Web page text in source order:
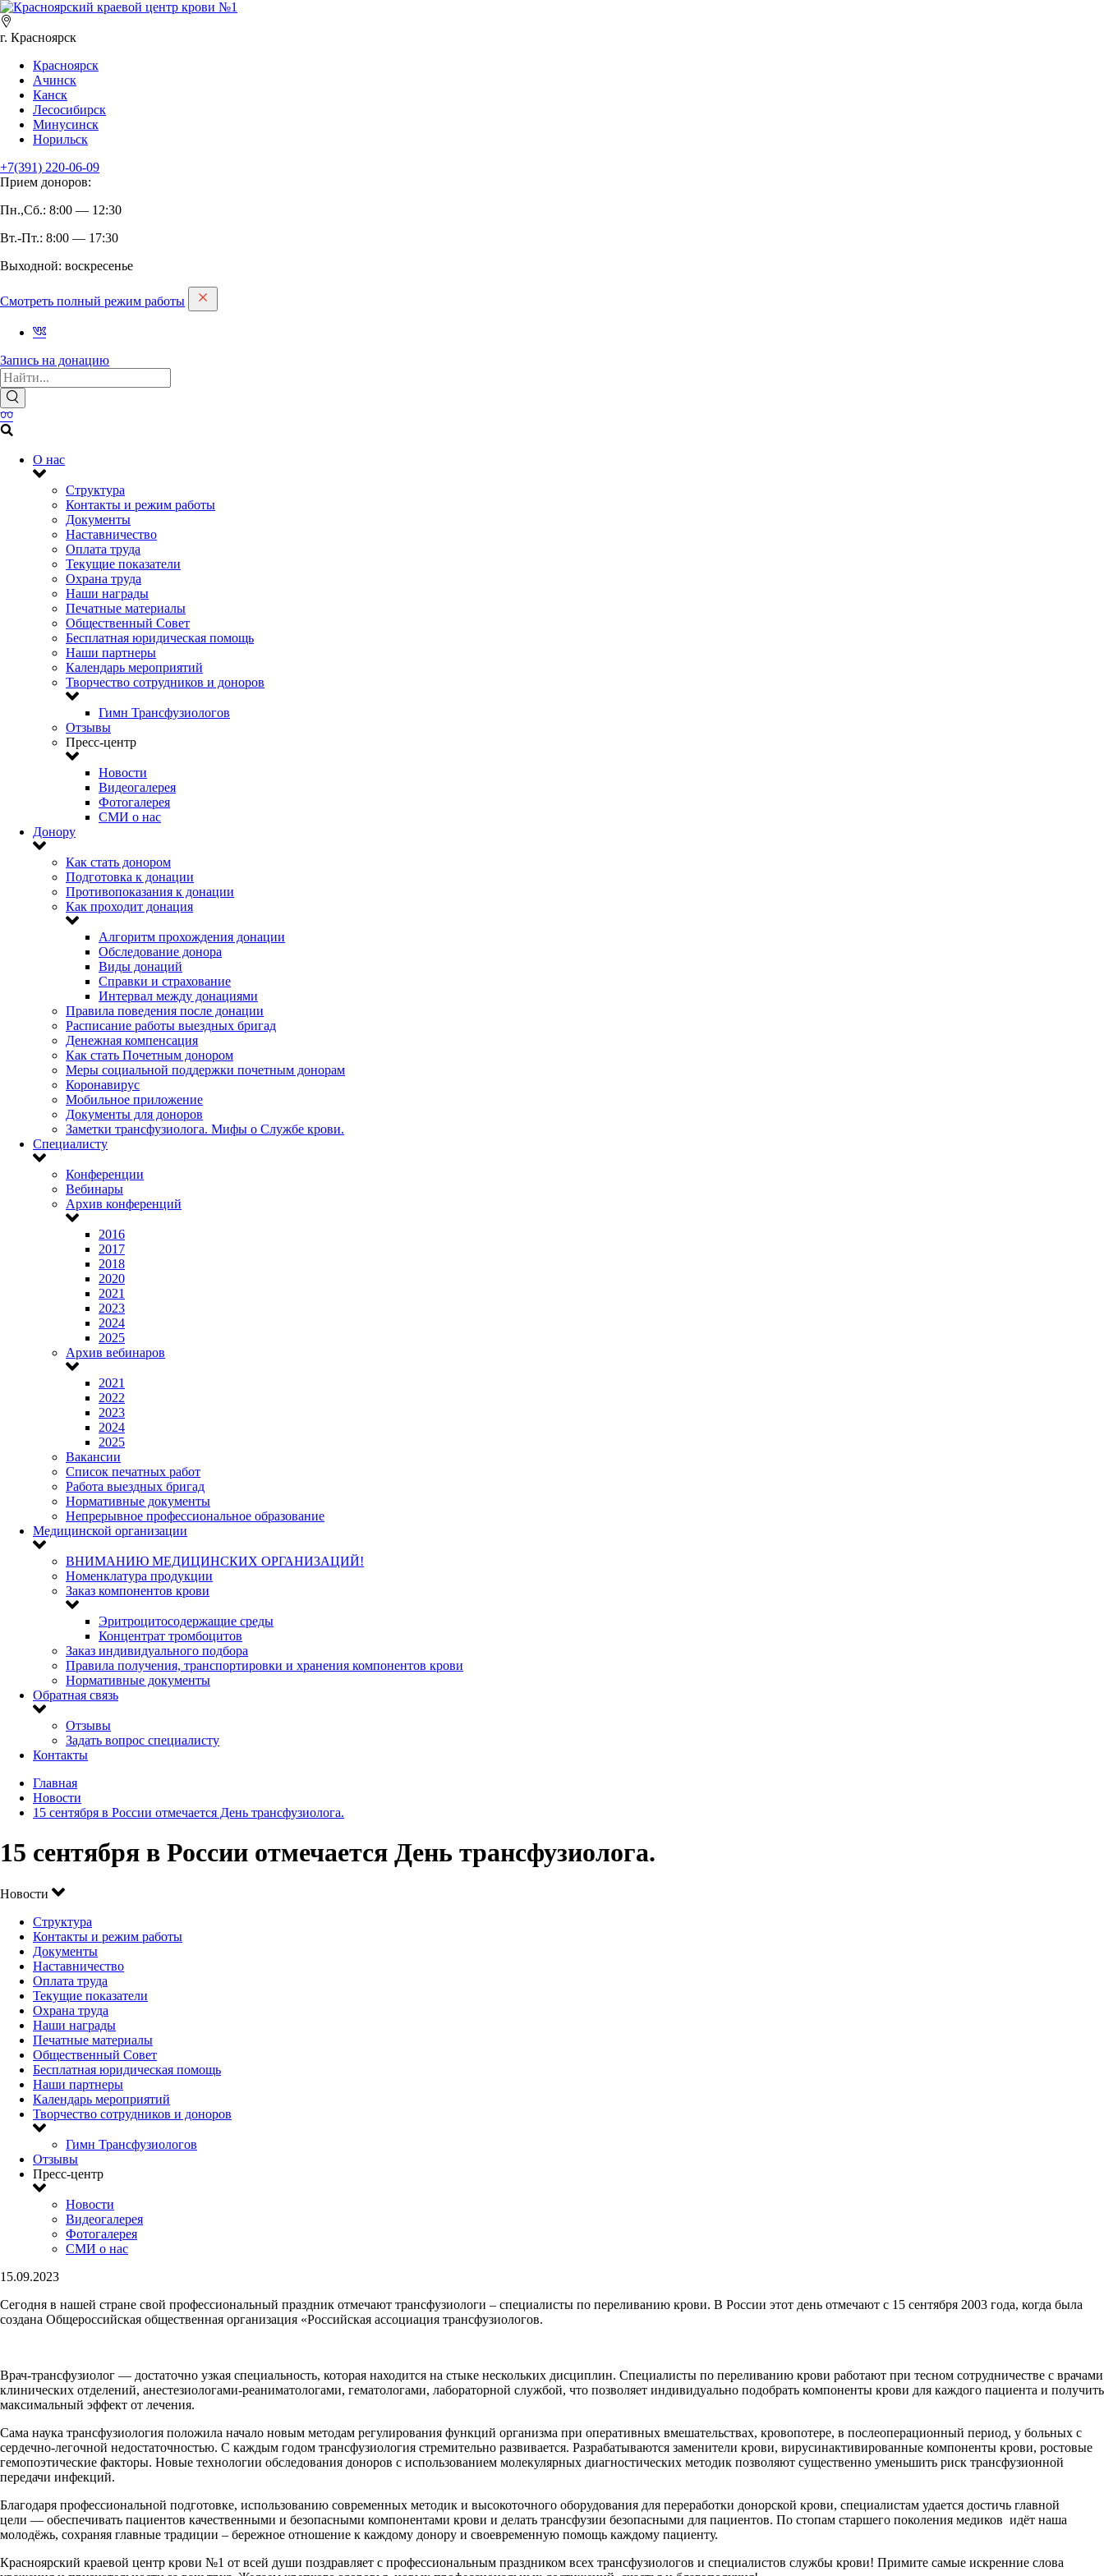
г. Красноярск
Красноярск
Ачинск
Канск
Лесосибирск
Минусинск
Норильск
+7(391) 220-06-09
Прием доноров:
Пн.,Сб.: 8:00 — 12:30
Вт.-Пт.: 8:00 — 17:30
Выходной: воскресенье
Смотреть полный режим работы
Запись на дoнацию
О нас
Структура
Контакты и режим работы
Документы
Наставничество
Оплата труда
Текущие показатели
Охрана труда
Наши награды
Печатные материалы
Общественный Совет
Бесплатная юридическая помощь
Наши партнеры
Календарь мероприятий
Творчество сотрудников и доноров
Гимн Трансфузиологов
Отзывы
Пресс-центр
Новости
Видеогалерея
Фотогалерея
СМИ о нас
Донору
Как стать донором
Подготовка к донации
Противопоказания к донации
Как проходит донация
Алгоритм прохождения донации
Обследование донора
Виды донаций
Справки и страхование
Интервал между донациями
Правила поведения после донации
Расписание работы выездных бригад
Денежная компенсация
Как стать Почетным донором
Меры социальной поддержки почетным донорам
Коронавирус
Мобильное приложение
Документы для доноров
Заметки трансфузиолога. Мифы о Службе крови.
Специалисту
Конференции
Вебинары
Архив конференций
2016
2017
2018
2020
2021
2023
2024
2025
Архив вебинаров
2021
2022
2023
2024
2025
Вакансии
Список печатных работ
Работа выездных бригад
Нормативные документы
Непрерывное профессиональное образование
Медицинской организации
ВНИМАНИЮ МЕДИЦИНСКИХ ОРГАНИЗАЦИЙ!
Номенклатура продукции
Заказ компонентов крови
Эритроцитосодержащие среды
Концентрат тромбоцитов
Заказ индивидуального подбора
Правила получения, транспортировки и хранения компонентов крови
Нормативные документы
Обратная связь
Отзывы
Задать вопрос специалисту
Контакты
Главная
Новости
15 сентября в России отмечается День трансфузиолога.
15 сентября в России отмечается День трансфузиолога.
Новости
Структура
Контакты и режим работы
Документы
Наставничество
Оплата труда
Текущие показатели
Охрана труда
Наши награды
Печатные материалы
Общественный Совет
Бесплатная юридическая помощь
Наши партнеры
Календарь мероприятий
Творчество сотрудников и доноров
Гимн Трансфузиологов
Отзывы
Пресс-центр
Новости
Видеогалерея
Фотогалерея
СМИ о нас
15.09.2023
Сегодня в нашей стране свой профессиональный праздник отмечают трансфузиологи – специалисты по переливанию крови. В России этот день отмечают с 15 сентября 2003 года, когда была
создана Общероссийская общественная организация «Российская ассоциация трансфузиологов.
Врач-трансфузиолог — достаточно узкая специальность, которая находится на стыке нескольких дисциплин. Специалисты по переливанию крови работают при тесном сотрудничестве с врачами
клинических отделений, анестезиологами-реаниматологами, гематологами, лабораторной службой, что позволяет индивидуально подобрать компоненты крови для каждого пациента и получить
максимальный эффект от лечения.
Сама наука трансфузиология положила начало новым методам регулирования функций организма при оперативных вмешательствах, кровопотере, в послеоперационный период, у больных с
сердечно-легочной недостаточностью. С каждым годом трансфузиология стремительно развивается. Разрабатываются заменители крови, вирусинактивированные компоненты крови, ростовые
гемопоэтические факторы. Новые технологии обследования доноров с использованием молекулярных диагностических методик позволяют существенно уменьшить риск трансфузионной
передачи инфекций.
Благодаря профессиональной подготовке, использованию современных методик и высокоточного оборудования для переработки донорской крови, специалистам удается достичь главной
цели — обеспечивать пациентов качественными и безопасными компонентами крови и делать трансфузии безопасными для пациентов. По стопам старшего поколения медиков идёт наша
молодёжь, сохраняя главные традиции – бережное отношение к каждому донору и своевременную помощь каждому пациенту.
Красноярский краевой центр крови №1 от всей души поздравляет с профессиональным праздником всех трансфузиологов и специалистов службы крови! Примите самые искренние слова